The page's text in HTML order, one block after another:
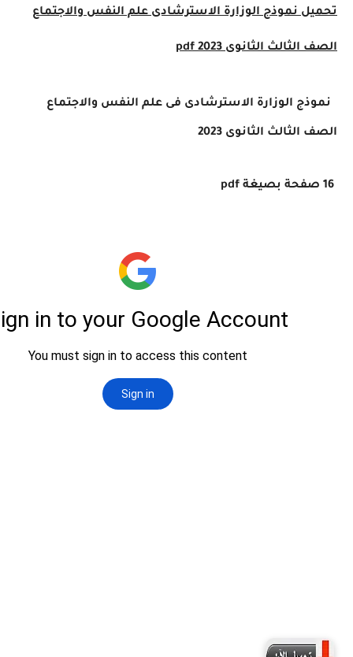
نموذج الوزارة الاسترشادىعلم النفس والاجتماع
الثانوى 2023 pdf
الوزارة الاسترشادى فىعلم النفس والاجتماع
الثانوى 2023